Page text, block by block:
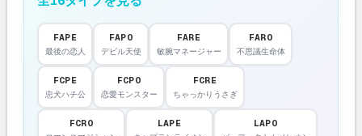
FAPE
最後の恋人
FAPO
デビル天使
FARE
敏腕マネージャー
FARO
不思議生命体
FCPE
忠犬ハチ公
FCPO
恋愛モンスター
FCRE
ちゃっかりうさぎ
FCRO LAPE LAPO